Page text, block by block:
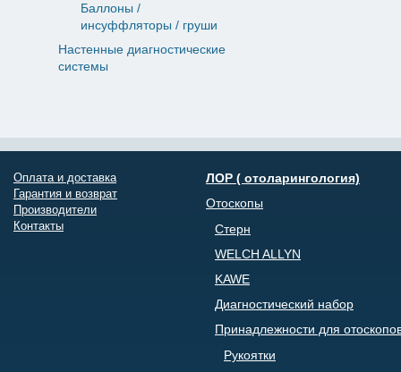
Баллоны /
инсуффляторы / груши
Настенные диагностические
системы
Оплата и доставка
Гарантия и возврат
Производители
Контакты
ЛОР ( отоларингология)
Отоскопы
Стерн
WELCH ALLYN
KAWE
Диагностический набор
Принадлежности для
Рукоятки